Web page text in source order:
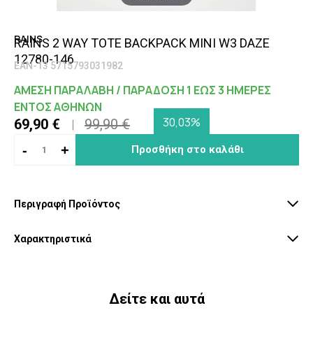
RAINS
RAINS 2 WAY TOTE BACKPACK MINI W3 DAZE
12780-146
EAN-13 5715793031982
ΑΜΕΣΗ ΠΑΡΑΛΑΒΗ / ΠΑΡΑΔΟΣΗ 1 ΕΩΣ 3 ΗΜΕΡΕΣ
ΕΝΤΟΣ ΑΘΗΝΩΝ
69,90 € 99,90 €
30,03%
-
+ Προσθήκη στο καλάθι
Περιγραφή Προϊόντος
Χαρακτηριστικά
Δείτε και αυτά